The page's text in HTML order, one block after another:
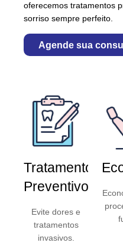
oferecemos tratamentos
sorriso sempre perfeito.
Agende sua
Tratamento
Preventivo
Evite dores e
tratamentos
invasivos.